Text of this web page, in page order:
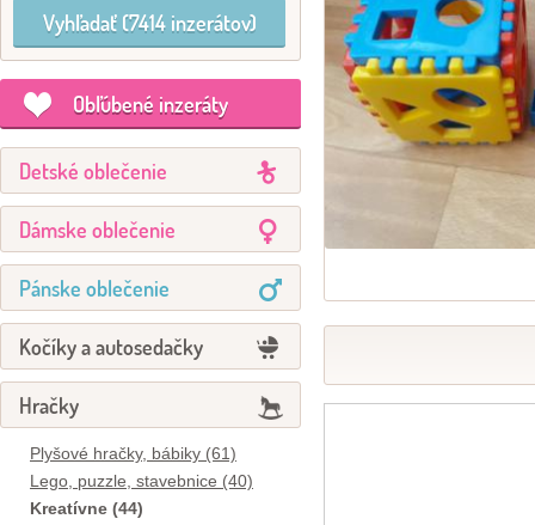
Obľúbené inzeráty
Detské oblečenie
Dámske oblečenie
Pánske oblečenie
Kočíky a autosedačky
Hračky
Plyšové hračky, bábiky (61)
Lego, puzzle, stavebnice (40)
Kreatívne (44)